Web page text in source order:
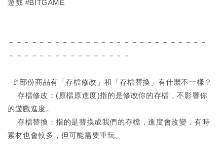
遊戲 #BITGAME
－－－－－－－－－－－－－－－－－－－－－－－－－－
－－－－－－－－－－－－－－－－
🚩部份商品有「存檔修改」和「存檔替換」有什麼不一樣？
存檔修改：(原檔原進度)指的是修改你的存檔，不影響你
的遊戲進度。
存檔替換：指的是替換成我們的存檔，進度會改變，有時
素材也會較多，但可能需要重玩。